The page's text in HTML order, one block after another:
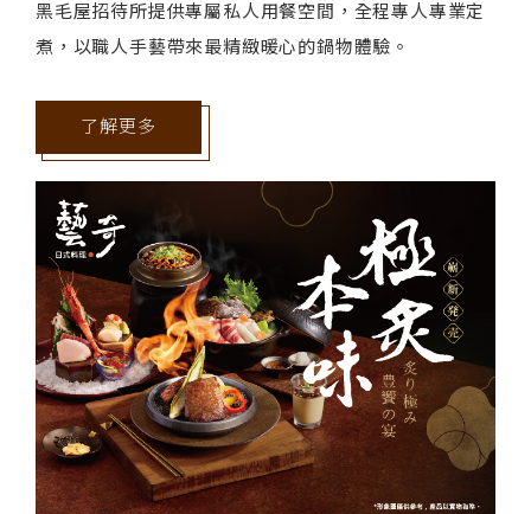
黑毛屋招待所提供專屬私人用餐空間，全程專人專業定
煮，以職人手藝帶來最精緻暖心的鍋物體驗。
了解更多